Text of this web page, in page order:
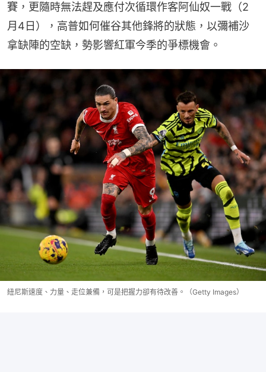
賽，更隨時無法趕及應付次循環作客阿仙奴一戰（2
月4日），高普如何催谷其他鋒將的狀態，以彌補沙
拿缺陣的空缺，勢影響紅軍今季的爭標機會。
紐尼斯速度、力量、走位兼備，可是把握力卻有待改善。（Getty Images）